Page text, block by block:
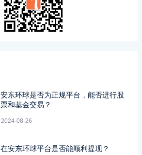
安东环球是否为正规平台，能否进行股
票和基金交易？
2024-08-26
在安东环球平台是否能顺利提现？